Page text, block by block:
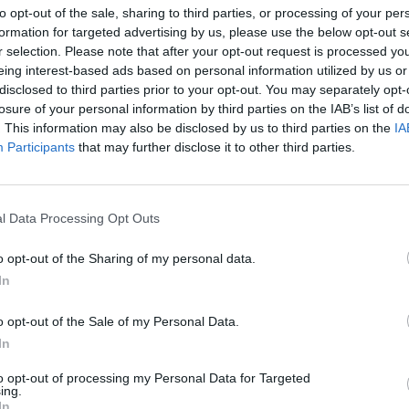
opt-out of the sale, sharing to third parties, or processing of your
for targeted advertising by us, please use the below opt-out
selection. Please note that after your opt-out request is processed
interest-based ads based on personal information utilized by us
to third parties prior to your opt-out. You may separately
of your personal information by third parties on the IAB’s list of
This information may also be disclosed by us to third parties on the
Participants that may further disclose it to other third parties.
Data Processing Opt Outs
opt-out of the Sharing of my personal data.
opt-out of the Sale of my Personal Data.
opt-out of processing my Personal Data for Targeted
tři původní domy a pak utichl. Zhruba dva měsíce se na
Nicméně omezení zůstalo a tak se ho lidé, především
dopravní omezení zrušeno, když stavba stojí?„Dopravní
v místě probíhal archeologický a geologický průzkum
a opravy kanalizace v oblasti Václavského náměstí,“
zřejmě archeologický průzkum probíhal někdy velmi
opravdu víc jak dva měsíce nic neděje.
musí řidiči i lidé bydlící v této části města dál
Václavského náměstí, tak z obousměrný provoz ve